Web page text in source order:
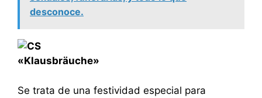
desconoce.
«Klausbräuche»
Se trata de una festividad especial para